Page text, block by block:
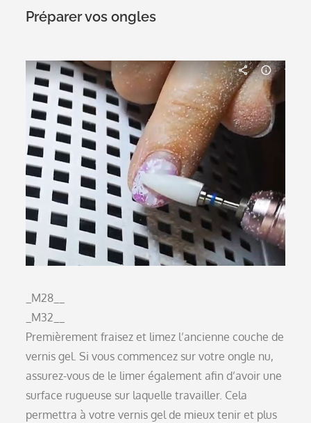
Préparer vos ongles
_M28__
_M32__
Premièrement fraisez et limez l’ancienne couche de
vernis gel. Si vous commencez sur votre ongle nu,
assurez-vous de le limer également afin d’avoir une
surface rugueuse sur laquelle travailler. Cela
permettra à votre vernis gel de mieux tenir et plus